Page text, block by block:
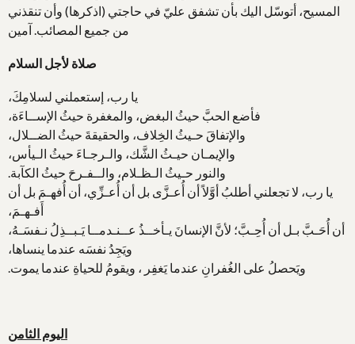
المسيح، أتوسّل اليك بأن تشفق عليّ في حاجتي (اذكرها) وأن تنقذني
من جميع المصائب. آمين
صلاة لأجل السلام
يا رب، إستعملني لسلامِكَ،
فأضع الحبَّ حيثُ البغض، والمغفرة حيثُ الإســاءَة،
والإتفاقَ حـيثُ الخِلاف، والحقيقةَ حيثُ الضــلال،
والإيمـان حيـثُ الشَّك، والـرجـاءَ حيثُ الـيأس،
والنور حـيثُ الـظـلام، والــفـرحَ حيثُ الكآبة.
يا رب، لا تجعلني أطلبُ أوَّلاً أن أُعـزَّى بل أن أُعـزِّي، أن أُفهـمَ بل أن
أَفـهـمَ،
أن أُحَـبَّ بـل أن أُحِـبَّ؛ لأنَّ الإنسانَ يـأخــذُ عــنـدمــا يَـبــذِلُ نـفسَـهُ،
ويَجِدُ نفسَه عندما ينساها،
ويَحصلُ على الغُفرانِ عندما يَغفِر ، ويقومُ للحياةِ عندما يموت.
اليوم الثامن